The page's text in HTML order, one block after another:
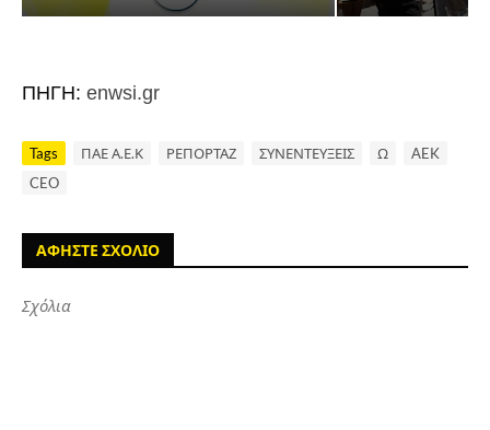
ΠΗΓΗ: enwsi.gr
Tags ΠΑΕ Α.Ε.Κ ΡΕΠΟΡΤΑΖ ΣΥΝΕΝΤΕΥΞΕΙΣ Ω
AEK
CEO
ΑΦΗΣΤΕ ΣΧΟΛΙΟ
Σχόλια